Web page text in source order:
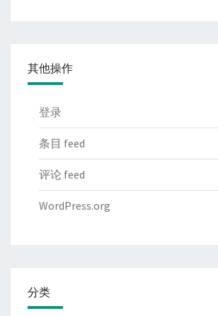
其他操作
登录
条目 feed
评论 feed
WordPress.org
分类